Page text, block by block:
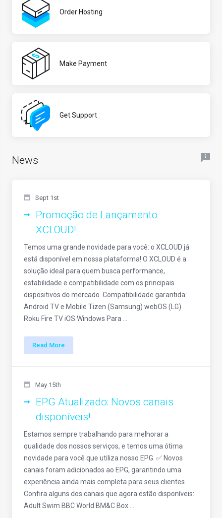
Order Hosting
Make Payment
Get Support
News
Sept 1st
Promoção de Lançamento
XCLOUD!
Temos uma grande novidade para você: o XCLOUD já
está disponível em nossa plataforma! O XCLOUD é a
solução ideal para quem busca performance,
estabilidade e compatibilidade com os principais
dispositivos do mercado. Compatibilidade garantida:
Android TV e Mobile Tizen (Samsung) webOS (LG)
Roku Fire TV iOS Windows Para ...
Read More
May 15th
EPG Atualizado: Novos canais
disponíveis!
Estamos sempre trabalhando para melhorar a
qualidade dos nossos serviços, e temos uma ótima
novidade para você que utiliza nosso EPG. ✅ Novos
canais foram adicionados ao EPG, garantindo uma
experiência ainda mais completa para seus clientes.
Confira alguns dos canais que agora estão disponíveis:
Adult Swim BBC World BM&C Box ...